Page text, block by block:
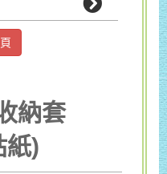
納套
紙)